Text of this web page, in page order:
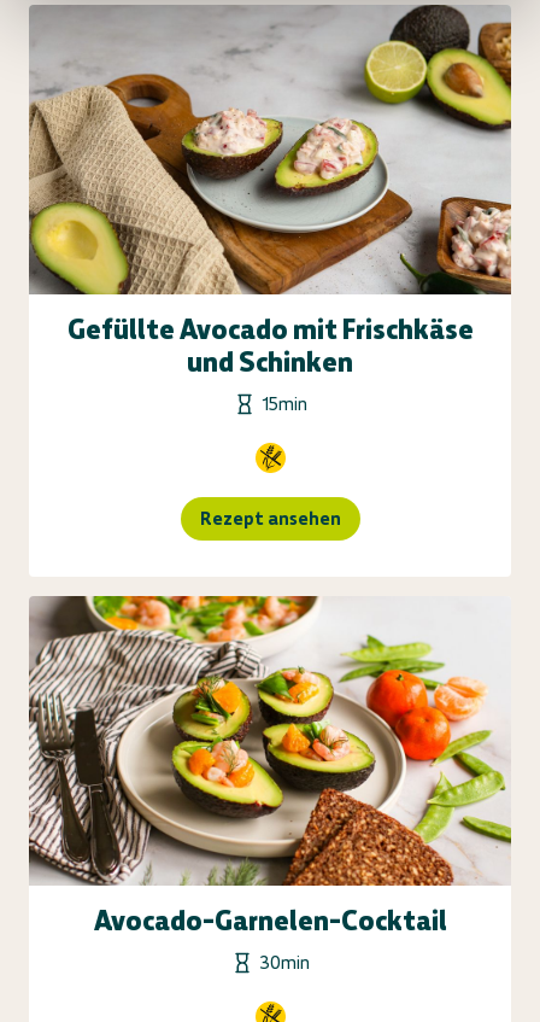
Gefüllte Avocado mit Frischkäse
und Schinken
15min
Rezept ansehen
Avocado-Garnelen-Cocktail
30min